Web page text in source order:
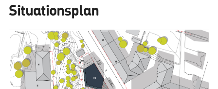
Situationsplan